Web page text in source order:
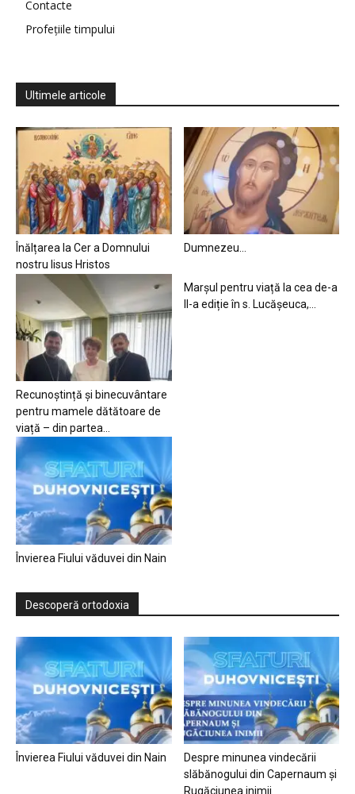
Contacte
Profețiile timpului
Ultimele articole
Înălțarea la Cer a Domnului
nostru Iisus Hristos
Dumnezeu…
Recunoștință și binecuvântare
pentru mamele dătătoare de
viață – din partea...
Marșul pentru viață la cea de-a
II-a ediție în s. Lucășeuca,...
Învierea Fiului văduvei din Nain
Descoperă ortodoxia
Învierea Fiului văduvei din Nain
Despre minunea vindecării
slăbănogului din Capernaum și
Rugăciunea inimii